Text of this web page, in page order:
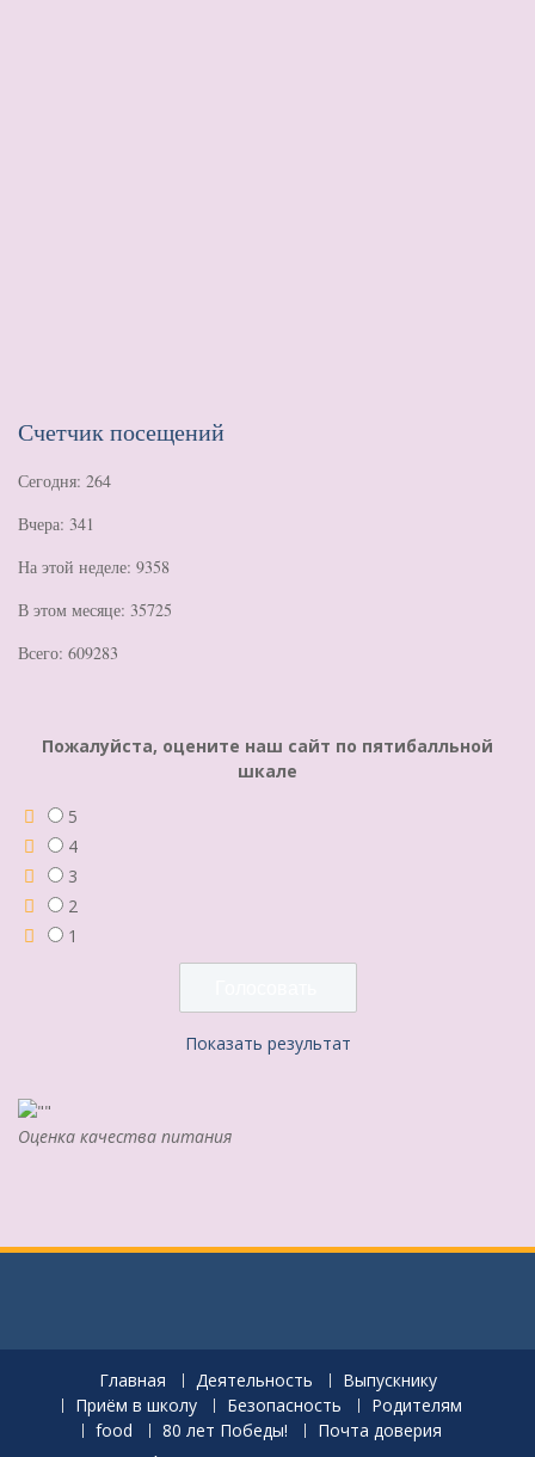
Счетчик посещений
Сегодня: 264
Вчера: 341
На этой неделе: 9358
В этом месяце: 35725
Всего: 609283
Пожалуйста, оцените наш сайт по пятибалльной
шкале
5
4
3
2
1
Показать результат
Оценка качества питания
Главная Деятельность
Выпускнику
Приём в школу
Безопасность
Родителям
food
80 лет Победы!
Почта доверия